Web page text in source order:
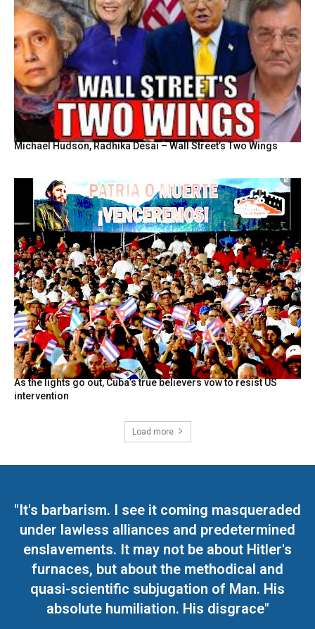
Michael Hudson, Radhika Desai – Wall Street’s Two Wings
As the lights go out, Cuba’s true believers vow to resist US
intervention
Load more
"It's barbarism. I see it coming masqueraded
under lawless alliances and predetermined
enslavements. It may not be about Hitler's
furnaces, but about the methodical and
quasi-scientific subjugation of Man. His
absolute humiliation. His disgrace"